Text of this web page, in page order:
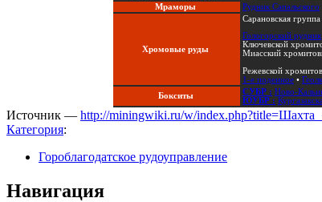
Мраморы
Рудник Сапальского
Хромовые руды
Сарановская
Гологорский рудник
Ключевской
Миасский
Режевской
1-е поденное •
Бокситы
СУБР : Ново-
ЮУБР :
Источник — http://miningwiki.ru/w/
Категория:
Гороблагодатское рудоуправление
Навигация